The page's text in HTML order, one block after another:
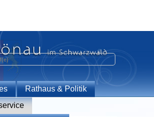
Rathaus & Politik